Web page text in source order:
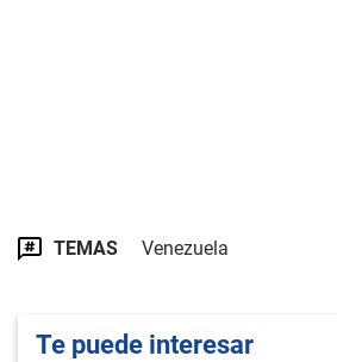
TEMAS Venezuela
Te puede interesar